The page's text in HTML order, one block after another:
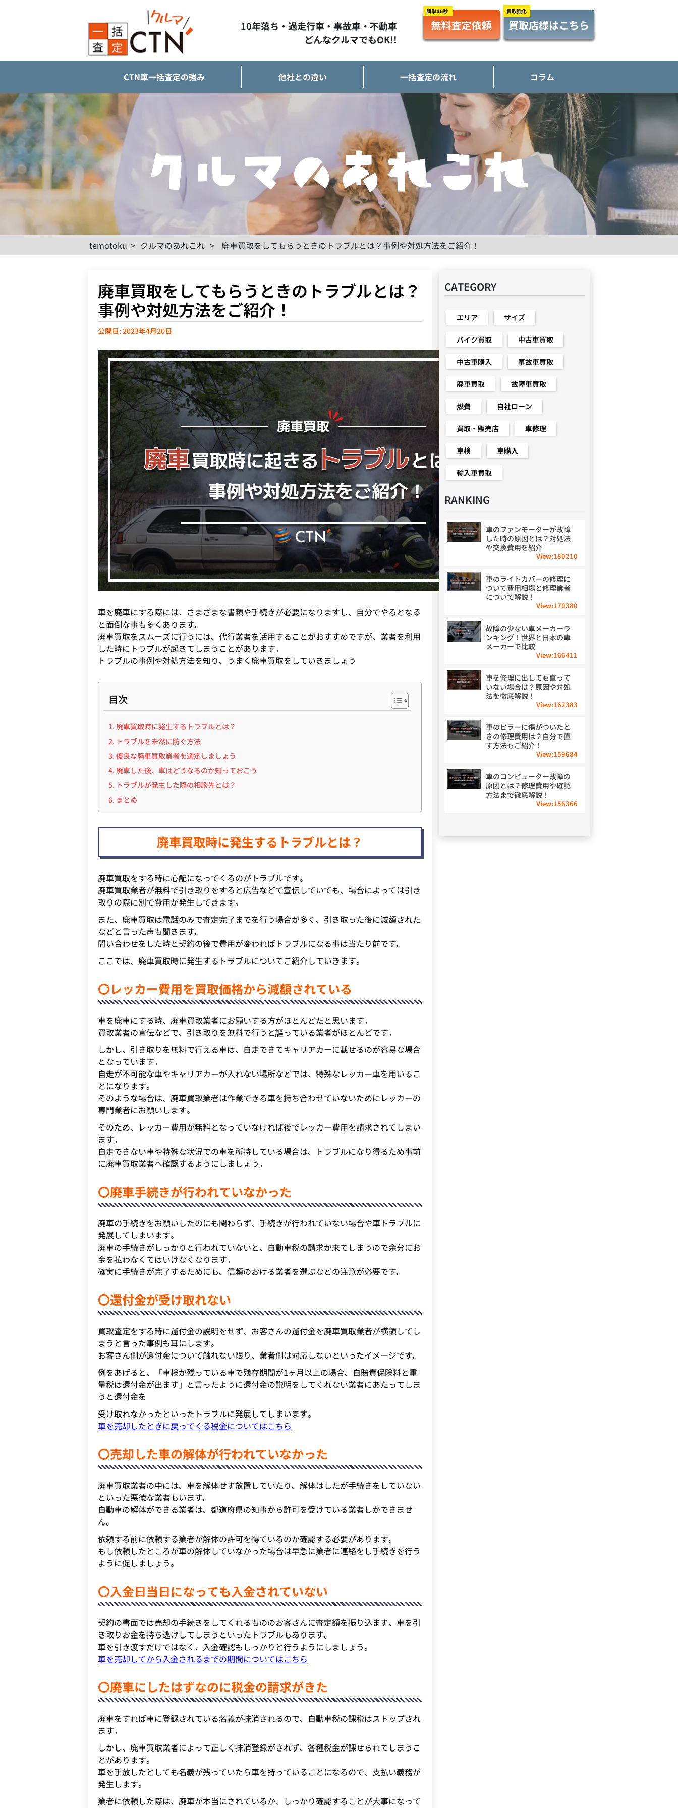
10年落ち・過走行車・事故車・不動車
どんなクルマでもOK!!
CTN車一括査定の強み 他社との違い 一括査定の流れ コラム
temotoku > クルマのあれこれ > 廃車買取をしてもらうときのトラブルとは？事例や対処方法をご紹介！
廃車買取をしてもらうときのトラブルとは？
事例や対処方法をご紹介！
公開日: 2023年4月20日
車を廃車にする際には、さまざまな書類や手続きが必要になりますし、自分でやるとなる
と面倒な事も多くあります。
廃車買取をスムーズに行うには、代行業者を活用することがおすすめですが、業者を利用
した時にトラブルが起きてしまうことがあります。
トラブルの事例や対処方法を知り、うまく廃車買取をしていきましょう
目次
廃車買取時に発生するトラブルとは？
トラブルを未然に防ぐ方法
優良な廃車買取業者を選定しましょう
廃車した後、車はどうなるのか知っておこう
トラブルが発生した際の相談先とは？
まとめ
廃車買取時に発生するトラブルとは？
廃車買取をする時に心配になってくるのがトラブルです。
廃車買取業者が無料で引き取りをすると広告などで宣伝していても、場合によっては引き
取りの際に別で費用が発生してきます。
また、廃車買取は電話のみで査定完了までを行う場合が多く、引き取った後に減額された
などと言った声も聞きます。
問い合わせをした時と契約の後で費用が変わればトラブルになる事は当たり前です。
ここでは、廃車買取時に発生するトラブルについてご紹介していきます。
〇レッカー費用を買取価格から減額されている
車を廃車にする時、廃車買取業者にお願いする方がほとんどだと思います。
買取業者の宣伝などで、引き取りを無料で行うと謳っている業者がほとんどです。
しかし、引き取りを無料で行える車は、自走できてキャリアカーに載せるのが容易な場合
となっています。
自走が不可能な車やキャリアカーが入れない場所などでは、特殊なレッカー車を用いるこ
とになります。
そのような場合は、廃車買取業者は作業できる車を持ち合わせていないためにレッカーの
専門業者にお願いします。
そのため、レッカー費用が無料となっていなければ後でレッカー費用を請求されてしまい
ます。
自走できない車や特殊な状況での車を所持している場合は、トラブルになり得るため事前
に廃車買取業者へ確認するようにしましょう。
〇廃車手続きが行われていなかった
廃車の手続きをお願いしたのにも関わらず、手続きが行われていない場合や車トラブルに
発展してしまいます。
廃車の手続きがしっかりと行われていないと、自動車税の請求が来てしまうので余分にお
金を払わなくてはいけなくなります。
確実に手続きが完了するためにも、信頼のおける業者を選ぶなどの注意が必要です。
〇還付金が受け取れない
買取査定をする時に還付金の説明をせず、お客さんの還付金を廃車買取業者が横領してし
まうと言った事例も耳にします。
お客さん側が還付金について触れない限り、業者側は対応しないといったイメージです。
例をあげると、「車検が残っている車で残存期間が1ヶ月以上の場合、自賠責保険料と重
量税は還付金が出ます」と言ったように還付金の説明をしてくれない業者にあたってしま
うと還付金を
受け取れなかったといったトラブルに発展してしまいます。
車を売却したときに戻ってくる税金についてはこちら
〇売却した車の解体が行われていなかった
廃車買取業者の中には、車を解体せず放置していたり、解体はしたが手続きをしていない
といった悪徳な業者もいます。
自動車の解体ができる業者は、都道府県の知事から許可を受けている業者しかできませ
ん。
依頼する前に依頼する業者が解体の許可を得ているのか確認する必要があります。
もし依頼したところが車の解体していなかった場合は早急に業者に連絡をし手続きを行う
ように促しましょう。
〇入金日当日になっても入金されていない
契約の書面では売却の手続きをしてくれるもののお客さんに査定額を振り込まず、車を引
き取りお金を持ち逃げしてしまうといったトラブルもあります。
車を引き渡すだけではなく、入金確認もしっかりと行うようにしましょう。
車を売却してから入金されるまでの期間についてはこちら
〇廃車にしたはずなのに税金の請求がきた
廃車をすれば車に登録されている名義が抹消されるので、自動車税の課税はストップされ
ます。
しかし、廃車買取業者によって正しく抹消登録がされず、各種税金が課せられてしまうこ
とがあります。
車を手放したとしても名義が残っていたら車を持っていることになるので、支払い義務が
発生します。
業者に依頼した際は、廃車が本当にされているか、しっかり確認することが大事になって
CATEGORY
エリア サイズ
バイク買取 中古車買取
中古車購入 事故車買取
廃車買取 故障車買取
燃費 自社ローン
買取・販売店 車修理
車検 車購入
輸入車買取
RANKING
車のファンモーターが故障
した時の原因とは？対処法
や交換費用を紹介
View:180210
車のライトカバーの修理に
ついて費用相場と修理業者
について解説！
View:170380
故障の少ない車メーカーラ
ンキング！世界と日本の車
メーカーで比較
View:166411
車を修理に出しても直って
いない場合は？原因や対処
法を徹底解説！
View:162383
車のピラーに傷がついたと
きの修理費用は？自分で直
す方法もご紹介！
View:159684
車のコンピューター故障の
原因とは？修理費用や確認
方法まで徹底解説！
View:156366